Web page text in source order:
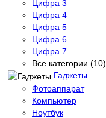
Цифра 3
Цифра 4
Цифра 5
Цифра 6
Цифра 7
Все категории (10)
Гаджеты
Фотоаппарат
Компьютер
Ноутбук